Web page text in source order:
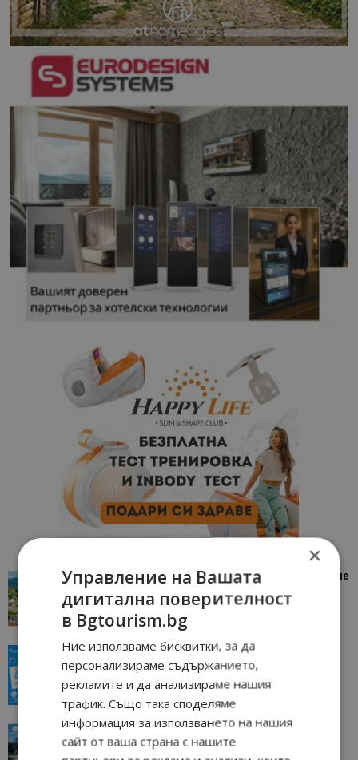
“Пощенска картичка от…”: Петрич – Изживяване
11/07/2026 11:22
“Пощенска картичка от…”: Пловдив, градът на
всички времена
Пловдив 23/06/2026 10:00
“Пощенска картичка от…”: Перник – град на
традициите, културата и вдъхновяващите...
×
Управление на Вашата
дигитална поверителност
в Bgtourism.bg
Ние използваме бисквитки, за да
персонализираме съдържанието,
рекламите и да анализираме нашия
трафик. Също така споделяме
информация за използването на нашия
сайт от ваша страна с нашите